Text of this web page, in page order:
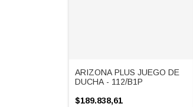
ARIZONA PLUS JUEGO DE
DUCHA - 112/B1P
$189.838,61